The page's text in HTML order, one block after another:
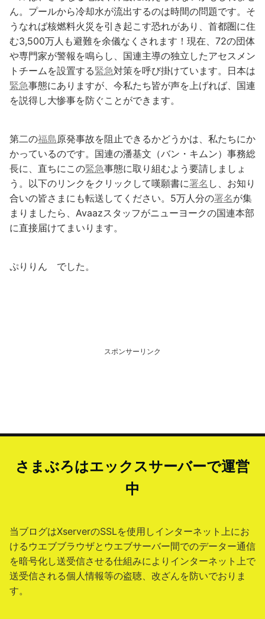
ん。プールから冷却水が流出するのは時間の問題です。そ
うなれば核燃料火災を引き起こす恐れがあり、首都圏に住
む3,500万人も避難を余儀なくされます！現在、72の団体
や専門家が警報を鳴らし、国連主導の独立したアセスメン
トチームを設置する緊急対策を呼び掛けています。日本は
緊急事態にありますが、今私たち皆が声を上げれば、国連
を説得し大惨事を防ぐことができます。
第二の福島原発事故を阻止できるかどうかは、私たちにか
かっているのです。国連の潘基文（バン・キムン）事務総
長に、直ちにこの緊急事態に取り組むよう要請しましょ
う。以下のリンクをクリックして嘆願書に署名 し、お知り
合いの皆さまにも転送してください。5万人分の署名が集
まりましたら、Avaazスタッフがニューヨークの国連本部
に直接届けてまいります。
ぷりりん でした。
スポンサーリンク
さまぶろはエックスサーバーで運営
中
当ブログはXserverのSSLを使用しインターネット上にお
けるウエブブラウザとウエブサーバー間でのデーター通信
を暗号化し送受信させる仕組みによりインターネット上で
送受信される個人情報等の盗聴、改ざんを防いでおりま
す。